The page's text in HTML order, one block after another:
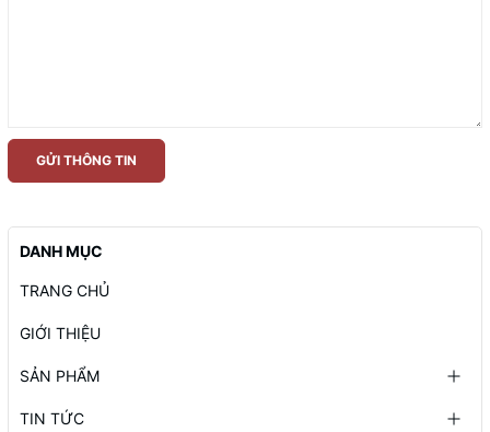
GỬI THÔNG TIN
DANH MỤC
TRANG CHỦ
GIỚI THIỆU
SẢN PHẨM
TIN TỨC